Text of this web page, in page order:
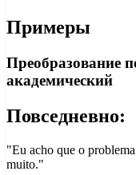
Примеры
Преобразование
академический
Повседневно:
"Eu acho que o
muito."